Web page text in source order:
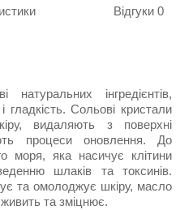
Відгуки 0
інгредієнтів,
гладкість. Сольові кристали
видаляють з поверхні
процеси оновлення. До
моря, яка насичує клітини
шлаків та токсинів.
та омолоджує шкіру, масло
та зміцнює.